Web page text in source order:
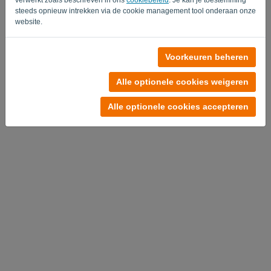
steeds opnieuw intrekken via de cookie management tool onderaan onze
website.
Voorkeuren beheren
Alle optionele cookies weigeren
Alle optionele cookies accepteren
Probeer nu gratis
Algemene voorwaarden